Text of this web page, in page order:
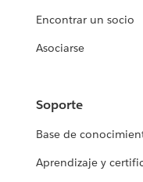
Encontrar un socio
Asociarse
Soporte
Base de
Aprendizaje y